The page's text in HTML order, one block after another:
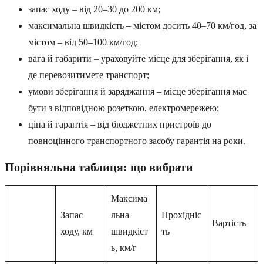
запас ходу – від 20–30 до 200 км;
максимальна швидкість – містом досить 40–70 км/год, за
містом – від 50–100 км/год;
вага й габарити – ураховуйте місце для зберігання, як і
де перевозитимете транспорт;
умови зберігання й заряджання – місце зберігання має
бути з відповідною розеткою, електромережею;
ціна й гарантія – від бюджетних пристроїв до
повноцінного транспортного засобу гарантія на роки.
Порівняльна таблиця: що вибрати
Запас
ходу, км
Максима
льна
швидкіст
ь, км/г
Прохідніс
ть
Вартість